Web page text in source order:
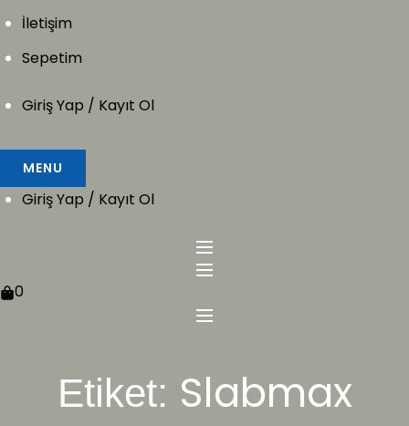
İletişim
Sepetim
Giriş Yap / Kayıt Ol
MENU
Giriş Yap / Kayıt Ol
0
Etiket: Slabmax